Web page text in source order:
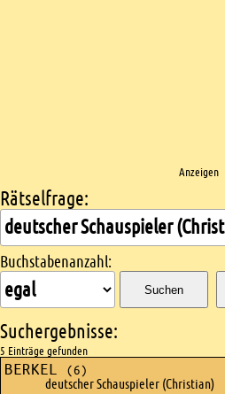
Anzeigen
Kreuzworträtsel suchen
Rätselfrage:
Buchstabenanzahl:
Suchen
Suchergebnisse:
5 Einträge gefunden
BERKEL (6)
deutscher Schauspieler (Christian)